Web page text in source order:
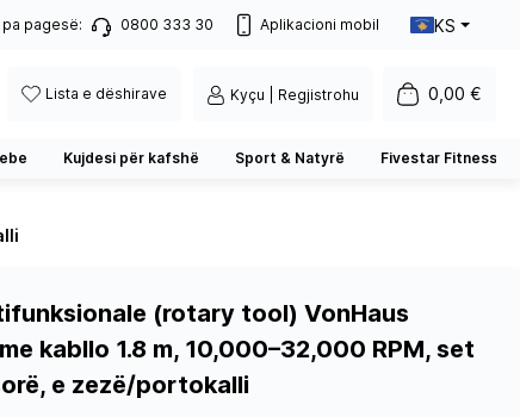
pagesë: 0800 333 30 Aplikacioni mobil KS
Lista e dëshirave Kyçu | Regjistrohu 0,00 €
Kujdesi për kafshë Sport & Natyrë Fivestar Fitness
(rotary tool) VonHaus
kabllo 1.8 m, 10,000–32,000 RPM, set
e zezë/portokalli